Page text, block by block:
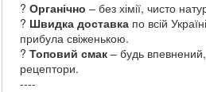
?Органічно – без хімії, чисто
? Швидка доставка по всій
прибула свіженькою.
?Топовий смак – будь впевнений,
рецептори.
----